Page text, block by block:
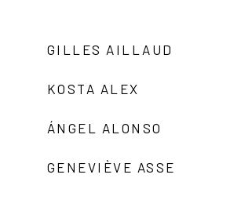
GILLES AILLAUD
KOSTA ALEX
ÁNGEL ALONSO
GENEVIÈVE ASSE